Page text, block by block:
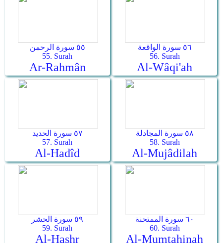
٥٥ سورة الرحمن
55. Surah
Ar-Rahmân
٥٦ سورة الواقعة
56. Surah
Al-Wâqi'ah
٥٧ سورة الحديد
57. Surah
Al-Hadîd
٥٨ سورة المجادلة
58. Surah
Al-Mujâdilah
٥٩ سورة الحشر
59. Surah
Al-Hashr
٦٠ سورة الممتحنة
60. Surah
Al-Mumtahinah